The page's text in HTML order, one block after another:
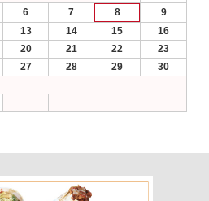
6 7 8
9
13 14 15
16
20 21 22
23
27 28 29
30